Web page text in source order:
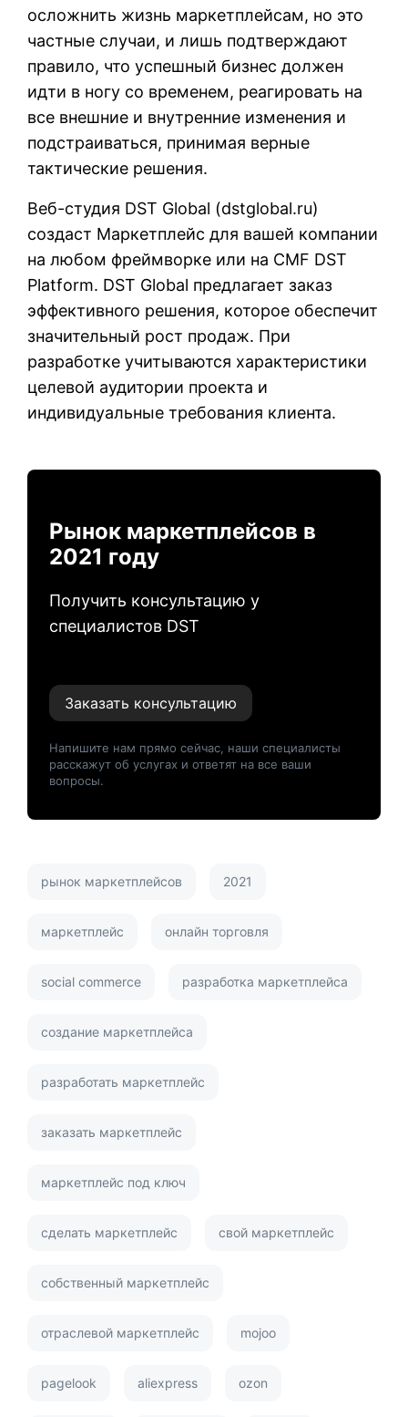
осложнить жизнь маркетплейсам, но это
частные случаи, и лишь подтверждают
правило, что успешный бизнес должен
идти в ногу со временем, реагировать на
все внешние и внутренние изменения и
подстраиваться, принимая верные
тактические решения.
Веб-студия DST Global (dstglobal.ru)
создаст Маркетплейс для вашей компании
на любом фреймворке или на CMF DST
Platform. DST Global предлагает заказ
эффективного решения, которое обеспечит
значительный рост продаж. При
разработке учитываются характеристики
целевой аудитории проекта и
индивидуальные требования клиента.
Рынок маркетплейсов в
2021 году
Получить консультацию у
специалистов DST
Заказать консультацию
Напишите нам прямо сейчас, наши специалисты
расскажут об услугах и ответят на все ваши
вопросы.
рынок маркетплейсов 2021
маркетплейс онлайн торговля
social commerce разработка маркетплейса
создание маркетплейса
разработать маркетплейс
заказать маркетплейс
маркетплейс под ключ
сделать маркетплейс свой маркетплейс
собственный маркетплейс
отраслевой маркетплейс mojoo
pagelook aliexpress ozon